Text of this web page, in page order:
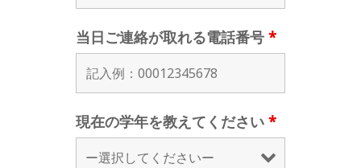
当日ご連絡が取れる電話番号 *
現在の学年を教えてください *